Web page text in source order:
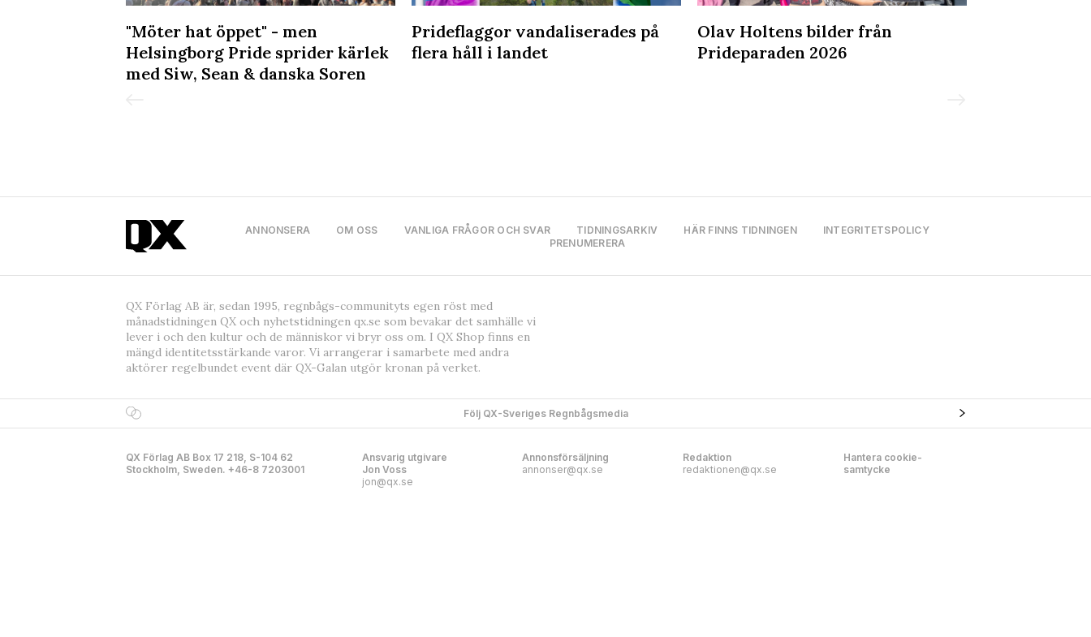
"Möter hat öppet" - men
Helsingborg Pride sprider kärlek
med Siw, Sean & danska Soren
Prideflaggor vandaliserades på
flera håll i landet
Olav Holtens bilder från
Prideparaden 2026
ANNONSERA OM OSS VANLIGA FRÅGOR OCH SVAR TIDNINGSARKIV HÄR FINNS TIDNINGEN
INTEGRITETSPOLICY
PRENUMERERA
QX Förlag AB är, sedan 1995, regnbågs-communityts egen röst med
månadstidningen QX och nyhetstidningen qx.se som bevakar det samhälle vi
lever i och den kultur och de människor vi bryr oss om. I QX Shop finns en
mängd identitetsstärkande varor. Vi arrangerar i samarbete med andra
aktörer regelbundet event där QX-Galan utgör kronan på verket.
Följ QX-Sveriges Regnbågsmedia
QX Förlag AB Box 17 218, S-104 62
Stockholm, Sweden. +46-8 7203001
Ansvarig utgivare
Jon Voss
jon@qx.se
Annonsförsäljning
annonser@qx.se
Redaktion
redaktionen@qx.se
Hantera cookie-
samtycke